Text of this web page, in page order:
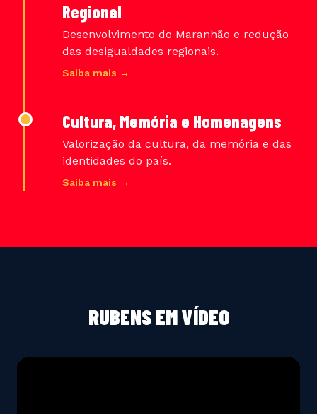
Regional
Desenvolvimento do Maranhão e redução
das desigualdades regionais.
Saiba mais →
Cultura, Memória e Homenagens
Valorização da cultura, da memória e das
identidades do país.
Saiba mais →
RUBENS EM VÍDEO